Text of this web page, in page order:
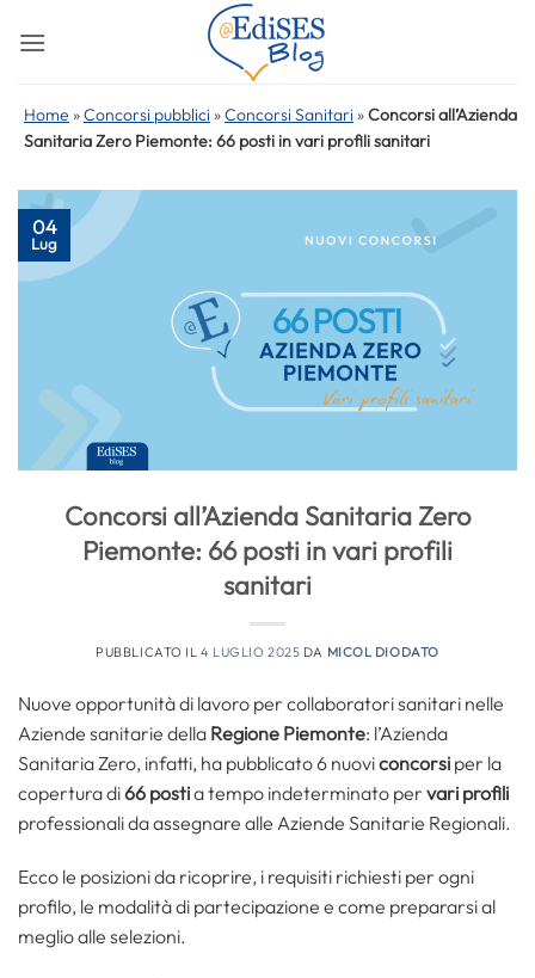
Home »Concorsi pubblici »Concorsi Sanitari »Concorsi all’Azienda
Sanitaria Zero Piemonte: 66 posti in vari profili sanitari
04
Lug
Concorsi all’Azienda Sanitaria Zero
Piemonte: 66 posti in vari profili
sanitari
PUBBLICATO IL4 LUGLIO 2025 DA MICOL DIODATO
Nuove opportunità di lavoro per collaboratori sanitari nelle
Aziende sanitarie della Regione Piemonte: l’Azienda
Sanitaria Zero, infatti, ha pubblicato 6 nuoviconcorsi per la
copertura di66 postia tempo indeterminato per vari profili
professionali da assegnare alle Aziende Sanitarie Regionali.
Ecco le posizioni da ricoprire, i requisiti richiesti per ogni
profilo, le modalità di partecipazione e come prepararsi al
meglio alle selezioni.